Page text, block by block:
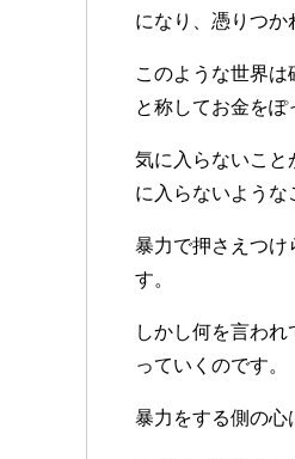
になり、憑りつか
このような世界は
と称してお金をぽ
気に入らないこと
に入らないような
暴力で押さえつけ
す。
しかし何を言わ
っていくのです。
暴力をする側の心